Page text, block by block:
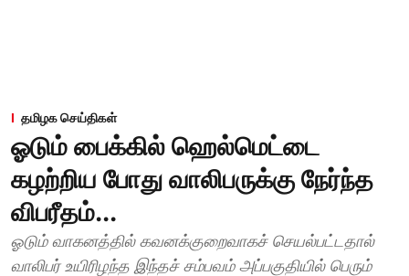
தமிழக செய்திகள்
ஓடும் பைக்கில் ஹெல்மெட்டை
கழற்றிய போது வாலிபருக்கு நேர்ந்த
விபரீதம்...
ஓடும் வாகனத்தில் கவனக்குறைவாகச் செயல்பட்டதால்
வாலிபர் உயிரிழந்த இந்தச் சம்பவம் அப்பகுதியில் பெரும்